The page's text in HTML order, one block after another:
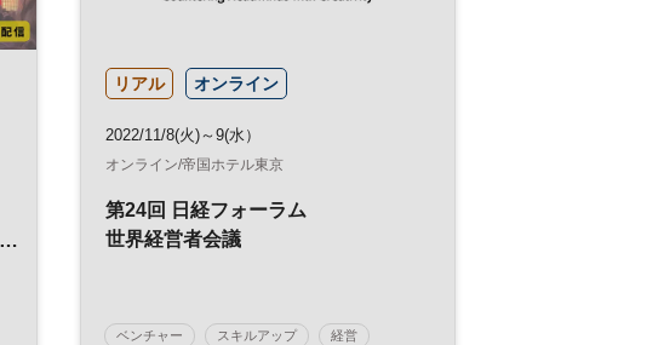
リアル オンライン
2022/11/8(火)～9(水）
オンライン/帝国ホテル東京
第24回 日経フォーラム
世界経営者会議
ベンチャー スキルアップ 経営